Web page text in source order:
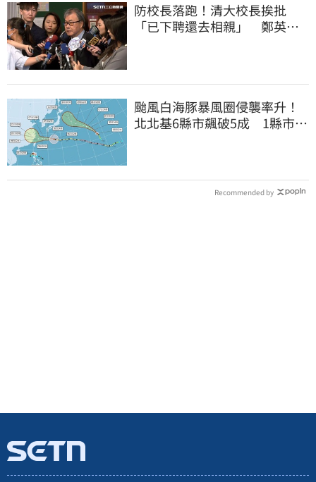
防校長落跑！清大校長挨批
「已下聘還去相親」 鄭英
颱風白海豚暴風圈侵襲率升！
北北基6縣市飆破5成 1縣市
Recommended by